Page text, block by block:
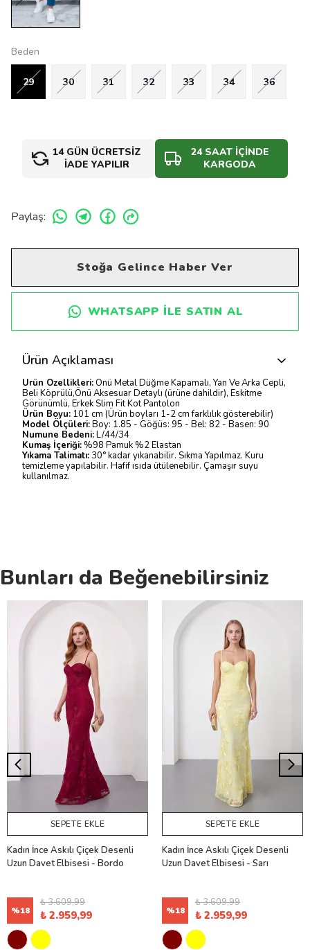
Beden
29 30 31 32 33 34 36
14 GÜN ÜCRETSİZ
İADE YAPILIR
24 SAAT İÇİNDE
KARGODA
Paylaş:
Stoğa Gelince Haber Ver
WHATSAPP ILE SATIN AL
Ürün Açıklaması
Ürün Özellikleri:Önü Metal Düğme Kapamalı, Yan Ve Arka Cepli,
Beli Köprülü,Önü Aksesuar Detaylı (ürüne dahildir), Eskitme
Görünümlü, Erkek Slim Fit Kot Pantolon
Ürün Boyu: 101 cm (Ürün boyları 1-2 cm farklılık gösterebilir)
Model Ölçüleri:Boy: 1.85 - Göğüs: 95 - Bel: 82 - Basen: 90
Numune Bedeni:L/44/34
Kumaş İçeriği: %98 Pamuk %2 Elastan
Yıkama Talimatı:30° kadar yıkanabilir. Sıkma Yapılmaz. Kuru
temizleme yapılabilir. Hafif ısıda ütülenebilir. Çamaşır suyu
kullanılmaz.
Bunları da Beğenebilirsiniz
SEPETE EKLE
Kadın İnce Askılı Çiçek Desenli
Uzun Davet Elbisesi - Bordo
%18
₺ 3.609,99
₺ 2.959,99
SEPETE EKLE
Kadın İnce Askılı Çiçek Desenli
Uzun Davet Elbisesi - Sarı
%18
₺ 3.609,99
₺ 2.959,99